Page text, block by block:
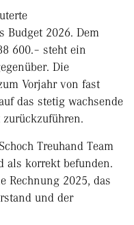
Budget 2026. Dem
600.– steht ein
Die
Vorjahr von fast
das stetig wachsende
Treuhand Team
als korrekt befunden.
Rechnung 2025, das
und der